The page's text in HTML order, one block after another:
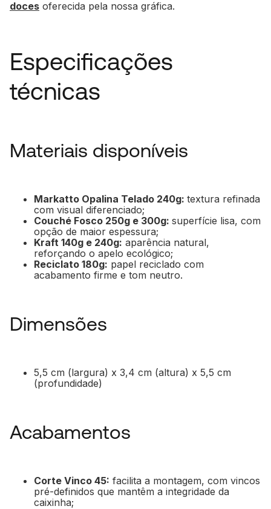
doces oferecida pela nossa gráfica.
Especificações
técnicas
Materiais disponíveis
Markatto Opalina Telado 240g: textura refinada
com visual diferenciado;
Couché Fosco 250g e 300g: superfície lisa, com
opção de maior espessura;
Kraft 140g e 240g: aparência natural,
reforçando o apelo ecológico;
Reciclato 180g: papel reciclado com
acabamento firme e tom neutro.
Dimensões
5,5 cm (largura) x 3,4 cm (altura) x 5,5 cm
(profundidade)
Acabamentos
Corte Vinco 45: facilita a montagem, com vincos
pré-definidos que mantêm a integridade da
caixinha;